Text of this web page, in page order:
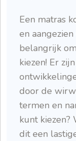
Een matras
en
belangrijk
kiezen! Er
door de
termen en
kunt kiezen?
dit een